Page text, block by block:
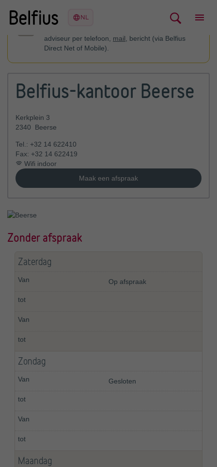
adviseur per telefoon, mail , bericht (via Belfius
Direct Net of Mobile).
Belfius-kantoor Beerse
Kerkplein 3
2340
Beerse
Tel.: +32 14 622410
Fax: +32 14 622419
Wifi indoor
Maak een afspraak
Zonder afspraak
Zaterdag
Op afspraak
Zondag
Gesloten
Maandag